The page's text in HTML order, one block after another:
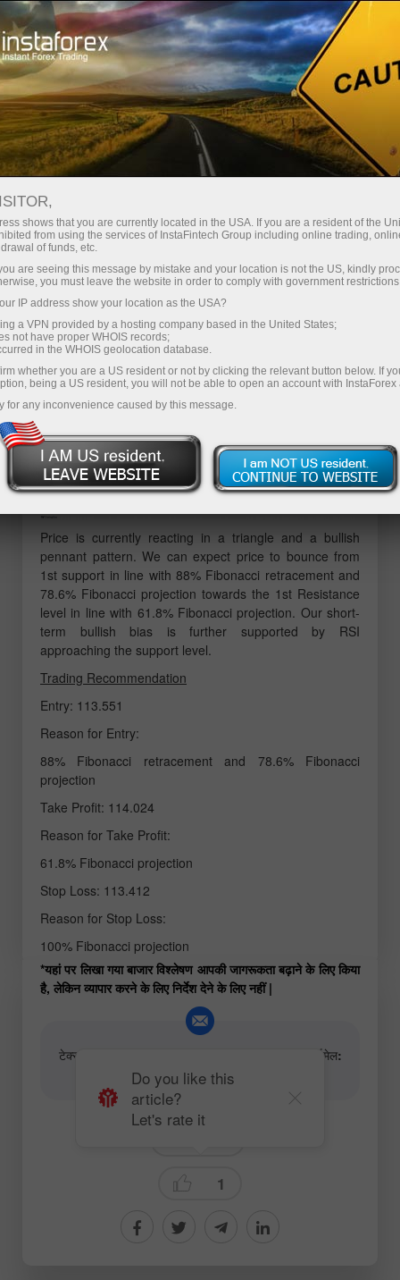
ट्रेडर्स के लिए फॉरेक्स विश्लेषण
विश्लेषणात्मक समीक्षा
Trend line
05.11.2021 07:35 AM
USDJPY potential bullish momentum |
5th Nov 2021
Price is currently reacting in a triangle and a bullish
pennant pattern. We can expect price to bounce from
1st support in line with 88% Fibonacci retracement and
78.6% Fibonacci projection towards the 1st Resistance
level in line with 61.8% Fibonacci projection. Our short-
term bullish bias is further supported by RSI
approaching the support level.
Trading Recommendation
Entry: 113.551
Reason for Entry:
88% Fibonacci retracement and 78.6% Fibonacci
projection
Take Profit: 114.024
Reason for Take Profit:
61.8% Fibonacci projection
Stop Loss: 113.412
Reason for Stop Loss:
100% Fibonacci projection
*यहां पर लिखा गया बाजार विश्लेषण आपकी जागरूकता बढ़ाने के लिए किया
है, लेकिन व्यापार करने के लिए निर्देश देने के लिए नहीं |
टेक्स्ट और वीडियो विश्लेषणात्मक सामग्री के लेखकों के लिए ईमेल:
content-authors@instaforex.com
1
Do you like this
article?
Let's rate it
shows that you are currently located in the USA. If you are a resident of the
from using the services of InstaFintech Group including online trading,
of funds, etc.
are seeing this message by mistake and your location is not the US, kindly
you must leave the website in order to comply with government
IP address show your location as the USA?
a VPN provided by a hosting company based in the United States;
not have proper WHOIS records;
in the WHOIS geolocation database.
whether you are a US resident or not by clicking the relevant button below. If
being a US resident, you will not be able to open an account with InstaForex
for any inconvenience caused by this message.